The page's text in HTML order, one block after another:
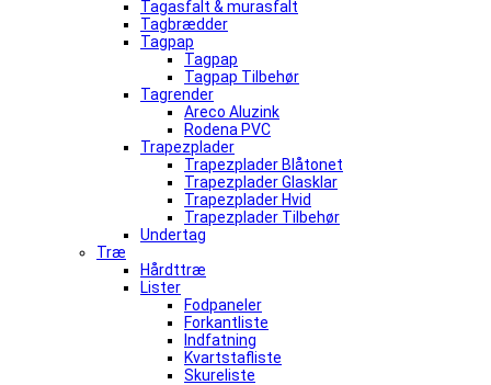
Tagasfalt & murasfalt
Tagbrædder
Tagpap
Tagpap
Tagpap Tilbehør
Tagrender
Areco Aluzink
Rodena PVC
Trapezplader
Trapezplader Blåtonet
Trapezplader Glasklar
Trapezplader Hvid
Trapezplader Tilbehør
Undertag
Træ
Hårdttræ
Lister
Fodpaneler
Forkantliste
Indfatning
Kvartstafliste
Skureliste